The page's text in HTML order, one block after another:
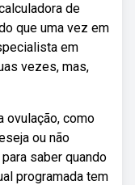
de
que uma vez em
em
vezes, mas,
ovulação, como
ou não
saber quando
programada tem